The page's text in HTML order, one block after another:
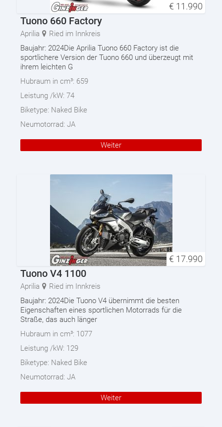
€ 11.990
Tuono 660 Factory
Aprilia
Ried im Innkreis
Baujahr: 2024Die Aprilia Tuono 660 Factory ist die
sportlichere Version der Tuono 660 und überzeugt mit
ihrem leichten G
Hubraum in cm³: 659
Leistung /kW: 74
Biketype: Naked Bike
Neumotorrad: JA
Weiter
€ 17.990
Tuono V4 1100
Aprilia
Ried im Innkreis
Baujahr: 2024Die Tuono V4 übernimmt die besten
Eigenschaften eines sportlichen Motorrads für die
Straße, das auch länger
Hubraum in cm³: 1077
Leistung /kW: 129
Biketype: Naked Bike
Neumotorrad: JA
Weiter